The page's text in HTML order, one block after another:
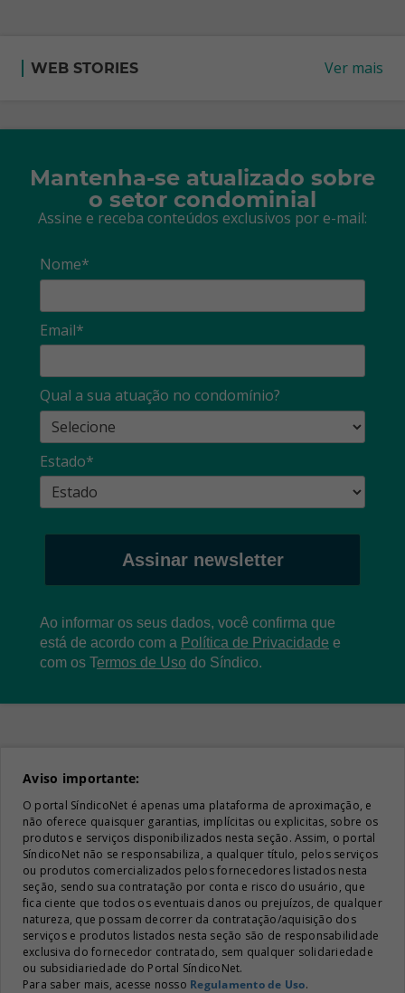
WEB STORIES Ver mais
Mantenha-se atualizado sobre
o setor condominial
Assine e receba conteúdos exclusivos por e-mail:
Nome*
Email*
Qual a sua atuação no condomínio?
Estado*
Assinar newsletter
Ao informar os seus dados, você confirma que
está de acordo com a Política de Privacidade e
com os Termos de Uso do Síndico.
Aviso importante:
O portal SíndicoNet é apenas uma plataforma de aproximação, e
não oferece quaisquer garantias, implícitas ou explicitas, sobre os
produtos e serviços disponibilizados nesta seção. Assim, o portal
SíndicoNet não se responsabiliza, a qualquer título, pelos serviços
ou produtos comercializados pelos fornecedores listados nesta
seção, sendo sua contratação por conta e risco do usuário, que
fica ciente que todos os eventuais danos ou prejuízos, de qualquer
natureza, que possam decorrer da contratação/aquisição dos
serviços e produtos listados nesta seção são de responsabilidade
exclusiva do fornecedor contratado, sem qualquer solidariedade
ou subsidiariedade do Portal SíndicoNet.
Para saber mais, acesse nosso Regulamento de Uso.